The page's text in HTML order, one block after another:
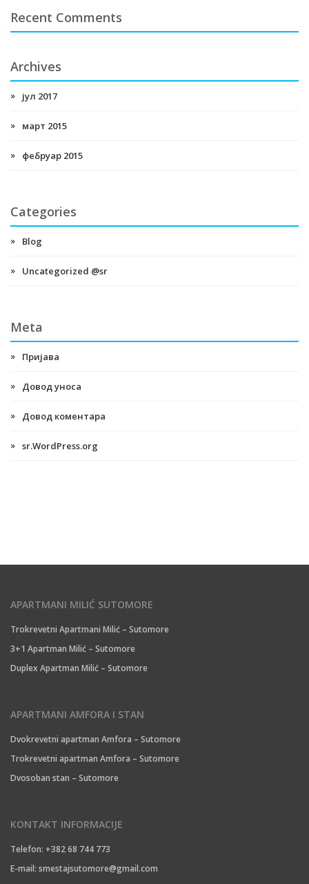
Recent Comments
Archives
јул 2017
март 2015
фебруар 2015
Categories
Blog
Uncategorized @sr
Meta
Пријава
Довод уноса
Довод коментара
sr.WordPress.org
APARTMANI MILIĆ SUTOMORE
Trokrevetni Apartmani Milić – Sutomore
3+1 Apartman Milić – Sutomore
Duplex Apartman Milić – Sutomore
APARTMANI AMFORA I STAN
Dvokrevetni apartman Amfora – Sutomore
Trokrevetni apartman Amfora – Sutomore
Dvosoban stan – Sutomore
KONTAKT INFORMACIJE
Telefon: +382 68 744 773
E-mail: smestajsutomore@gmail.com